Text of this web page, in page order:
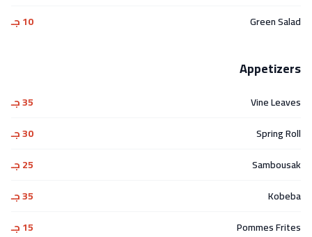
Green Salad
10 جـ
Appetizers
Vine Leaves
35 جـ
Spring Roll
30 جـ
Sambousak
25 جـ
Kobeba
35 جـ
Pommes Frites
15 جـ